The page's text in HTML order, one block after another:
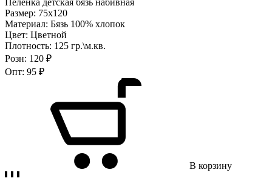
Размер: 75х120
Материал: Бязь 100% хлопок
Цвет: Цветной
Плотность: 125 гр.\м.кв.
Розн: 120 ₽
Опт: 95 ₽
В корзину